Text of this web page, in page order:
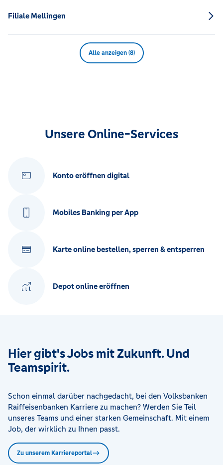
Filiale Mellingen
Alle anzeigen (8)
Unsere Online-Services
Konto eröffnen digital
Mobiles Banking per App
Karte online bestellen, sperren & entsperren
Depot online eröffnen
Hier gibt's Jobs mit Zukunft. Und
Teamspirit.
Schon einmal darüber nachgedacht, bei den Volksbanken
Raiffeisenbanken Karriere zu machen? Werden Sie Teil
unseres Teams und einer starken Gemeinschaft. Mit einem
Job, der wirklich zu Ihnen passt.
Zu unserem Karriereportal